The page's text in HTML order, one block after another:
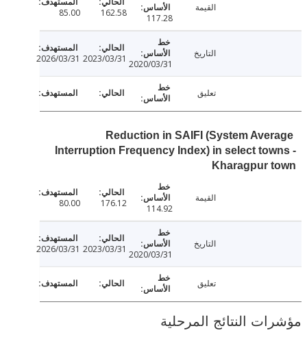
162.58
85.00
2020/03/31
2023/03/31
2026/03/31
Reduction in SAIFI (System
Interruption Frequency Index) in select
Kharagpur
176.12
80.00
2020/03/31
2023/03/31
2026/03/31
النتائج المرحلية